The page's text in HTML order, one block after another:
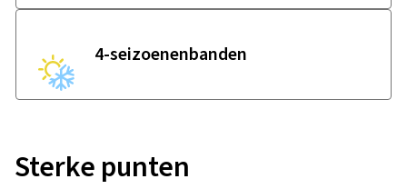
4-seizoenenbanden
Sterke punten